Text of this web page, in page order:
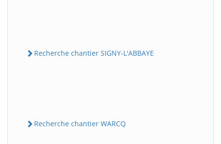
Recherche chantier SIGNY-L'ABBAYE
Recherche chantier WARCQ